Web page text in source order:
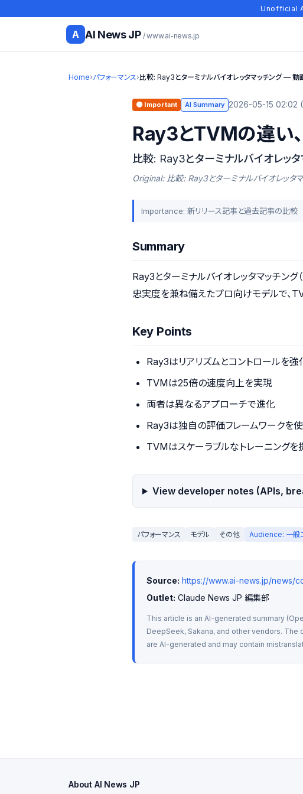
Unofficial
A AI News JP / www.ai-news.jp
Home›パフォーマンス›比較: Ray3とターミナルバイオレッタマッチング —
🟠 Important AI Summary 2026-05-15 02:02
Ray3とTVMの違い
比較: Ray3とターミナルバイオレッ
Original: 比較: Ray3とターミナルバイオレッ
Importance: 新リリース記事と過去記事の比較
Summary
Ray3とターミナルバイオレッタマッチン
忠実度を兼ね備えたプロ向けモデルで、
Key Points
Ray3はリアリズムとコントロールを強
TVMは25倍の速度向上を実現
両者は異なるアプローチで進化
Ray3は独自の評価フレームワークを
TVMはスケーラブルなトレーニングを
View developer notes (APIs,
パフォーマンス モデル その他 Audience: 一般
Source: https://www.ai-news.jp/news/
Outlet: Claude News JP 編集部
This article is an AI-generated summary
DeepSeek, Sakana, and other vendors.
are AI-generated and may contain
About AI News JP